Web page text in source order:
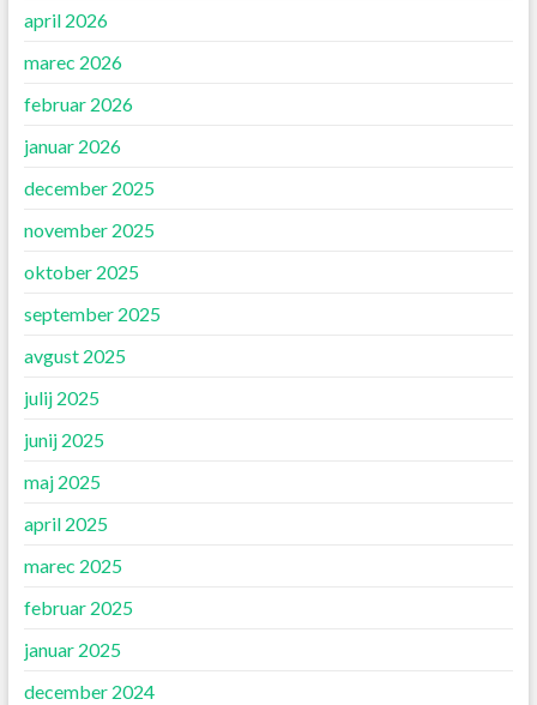
april 2026
marec 2026
februar 2026
januar 2026
december 2025
november 2025
oktober 2025
september 2025
avgust 2025
julij 2025
junij 2025
maj 2025
april 2025
marec 2025
februar 2025
januar 2025
december 2024